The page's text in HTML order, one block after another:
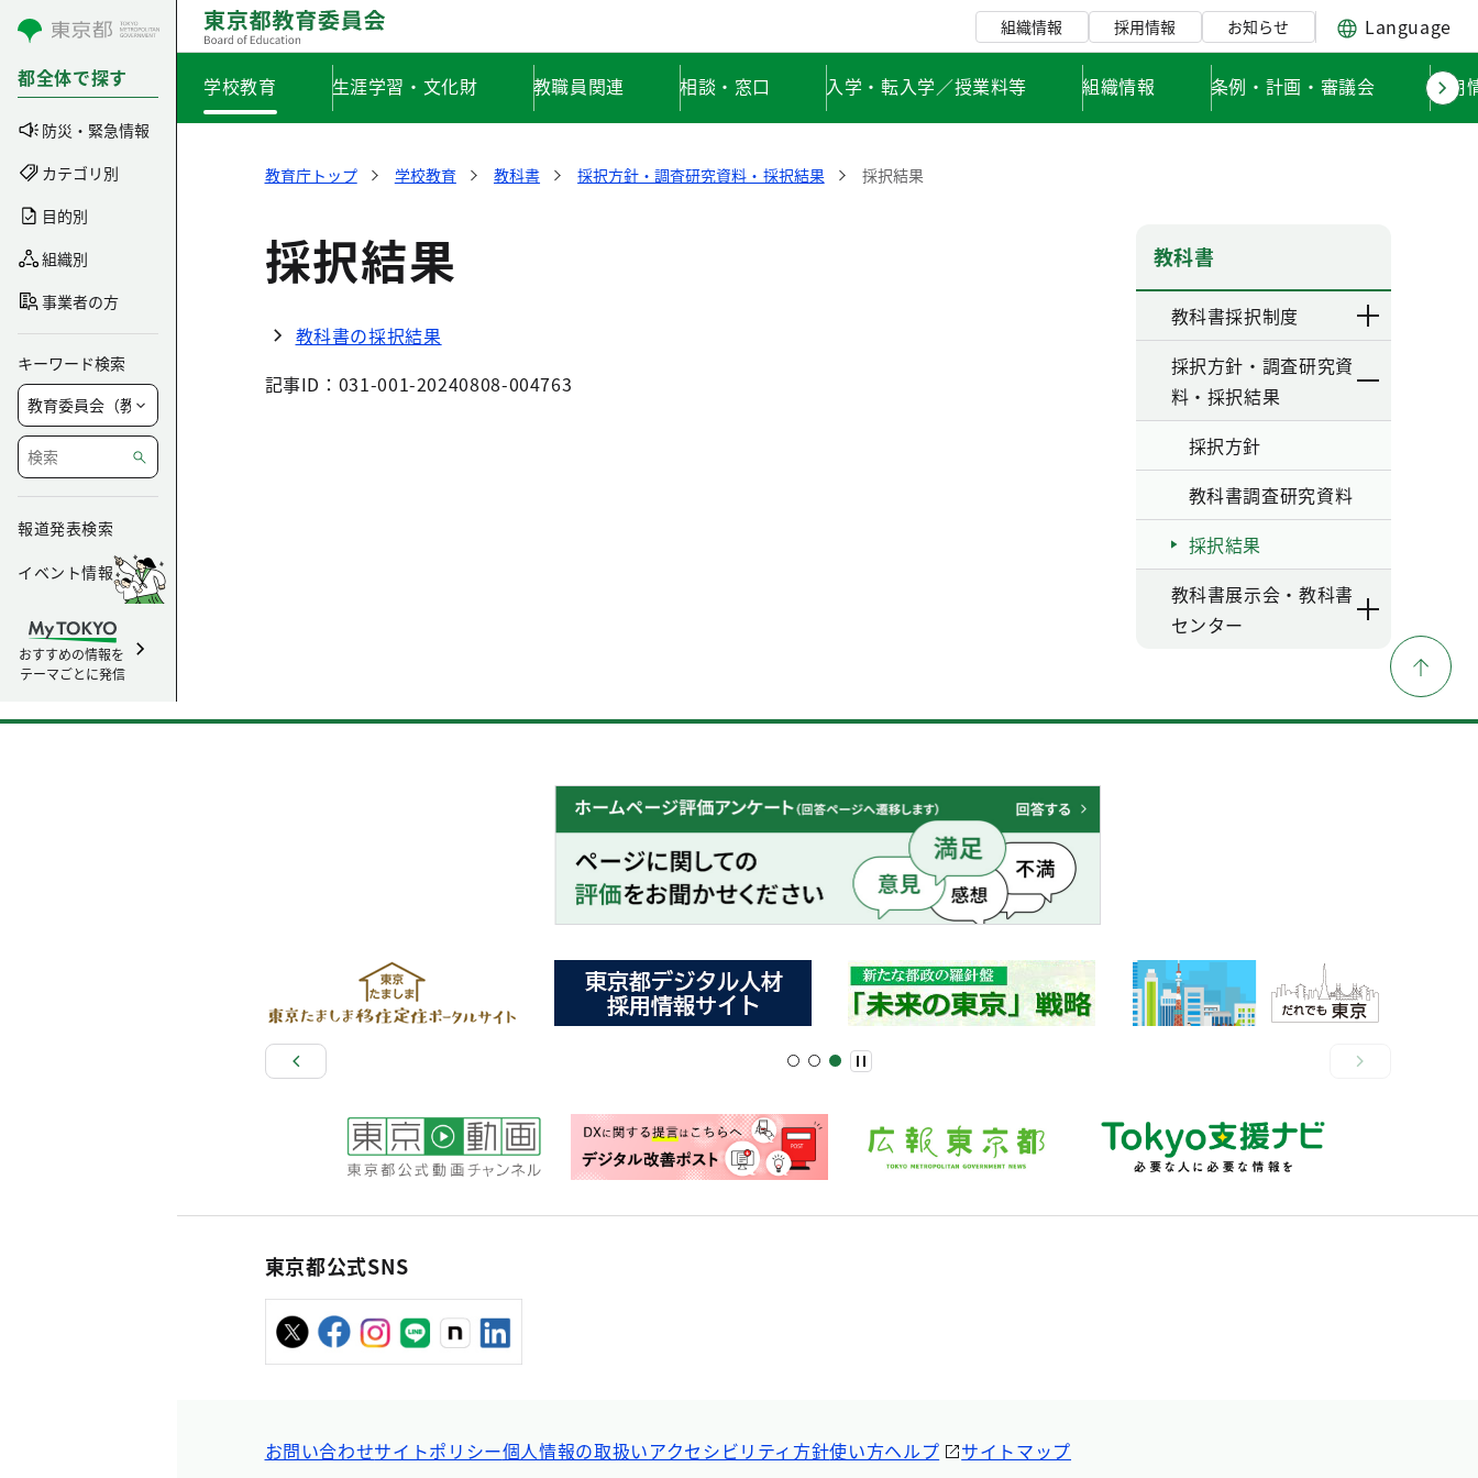
コンテンツにスキップ
都全体で探す
防災・緊急情報
カテゴリ別
目的別
組織別
事業者の方
キーワード検索
報道発表検索
イベント情報
おすすめの情報を
テーマごとに発信
組織情報 採用情報 お知らせ Language
学校教育 生涯学習・文化財 教職員関連 相談・窓口 入学・転入学／授業料等 組織情報 条例・計画・審議会 採用
教育庁トップ 学校教育 教科書 採択方針・調査研究資料・採択結果 採択結果
採択結果
教科書の採択結果
記事ID：031-001-20240808-004763
教科書
教科書採択制度
採択方針・調査研究資
料・採択結果
採択方針
教科書調査研究資料
採択結果
教科書展示会・教科書
センター
東京都公式SNS
お問い合わせサイトポリシー個人情報の取扱いアクセシビリティ方針使い方ヘルプ サイトマップ